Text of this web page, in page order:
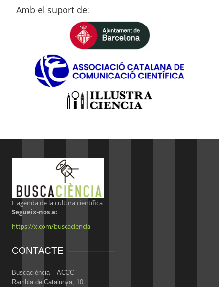
Amb el suport de:
L'agenda de la cultura científica
Segueix-nos a:
https://x.com/buscaciencia
CONTACTE
Buscaciència – ACCC
Rambla de Catalunya, 10